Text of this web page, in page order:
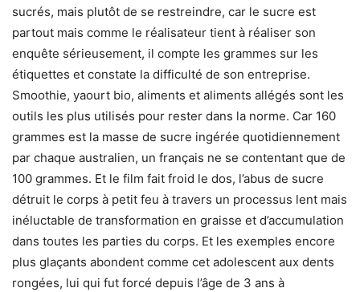
sucrés, mais plutôt de se restreindre, car le sucre est
partout mais comme le réalisateur tient à réaliser son
enquête sérieusement, il compte les grammes sur les
étiquettes et constate la difficulté de son entreprise.
Smoothie, yaourt bio, aliments et aliments allégés sont les
outils les plus utilisés pour rester dans la norme. Car 160
grammes est la masse de sucre ingérée quotidiennement
par chaque australien, un français ne se contentant que de
100 grammes. Et le film fait froid le dos, l’abus de sucre
détruit le corps à petit feu à travers un processus lent mais
inéluctable de transformation en graisse et d’accumulation
dans toutes les parties du corps. Et les exemples encore
plus glaçants abondent comme cet adolescent aux dents
rongées, lui qui fut forcé depuis l’âge de 3 ans à